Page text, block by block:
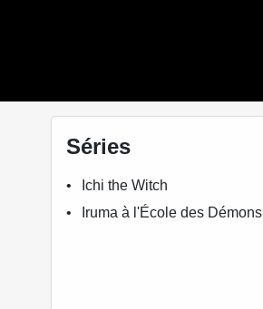
Séries
Ichi the Witch
Iruma à l'École des Démons